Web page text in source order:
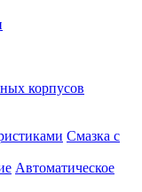
корпусов
Смазка с
Автоматическое